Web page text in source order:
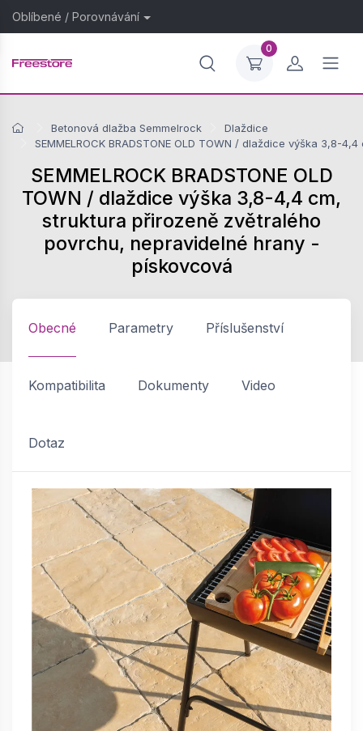
Oblíbené / Porovnávání
0
Betonová dlažba Semmelrock
Dlaždice
SEMMELROCK BRADSTONE OLD TOWN / dlaždice výška
SEMMELROCK BRADSTONE OLD
TOWN / dlaždice výška 3,8-4,4 cm,
struktura přirozeně zvětralého
povrchu, nepravidelné hrany -
pískovcová
Obecné Parametry Příslušenství
Kompatibilita Dokumenty Video
Dotaz